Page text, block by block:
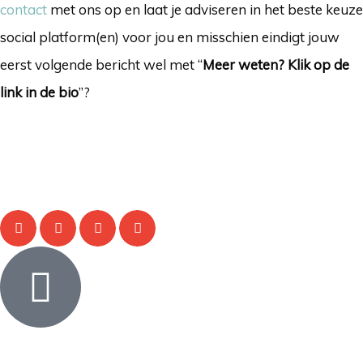
contact met ons op en laat je adviseren in het beste keuze
social platform(en) voor jou en misschien eindigt jouw
eerst volgende bericht wel met “Meer weten? Klik op de
link in de bio”?